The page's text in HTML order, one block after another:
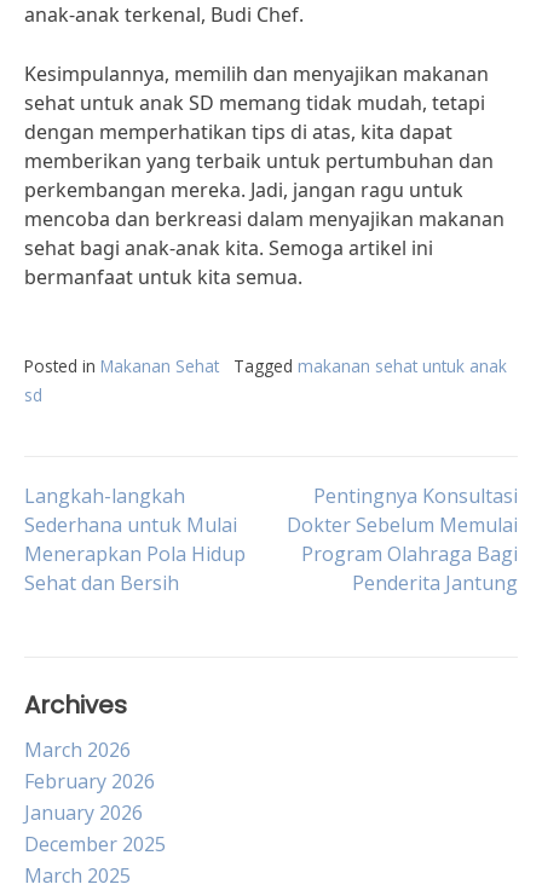
anak-anak terkenal, Budi Chef.
Kesimpulannya, memilih dan menyajikan makanan
sehat untuk anak SD memang tidak mudah, tetapi
dengan memperhatikan tips di atas, kita dapat
memberikan yang terbaik untuk pertumbuhan dan
perkembangan mereka. Jadi, jangan ragu untuk
mencoba dan berkreasi dalam menyajikan makanan
sehat bagi anak-anak kita. Semoga artikel ini
bermanfaat untuk kita semua.
Posted in Makanan Sehat Tagged makanan sehat untuk anak
sd
Post
navigation
Langkah-langkah
Sederhana untuk Mulai
Menerapkan Pola Hidup
Sehat dan Bersih
Pentingnya Konsultasi
Dokter Sebelum Memulai
Program Olahraga Bagi
Penderita Jantung
Archives
March 2026
February 2026
January 2026
December 2025
March 2025